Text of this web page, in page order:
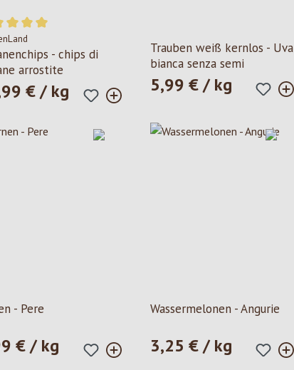
media di 5 su 5 stelle
- chips di
arrostite
normale:
€ / kg
Trauben weiß kernlos - Uva
bianca senza semi
Prezzo normale:
5,99 € / kg
- Pere
normale:
€ / kg
Wassermelonen - Angurie
Prezzo normale:
3,25 € / kg